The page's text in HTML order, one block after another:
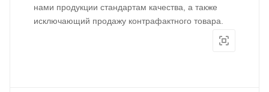
нами продукции стандартам качества, а также
исключающий продажу контрафактного товара.